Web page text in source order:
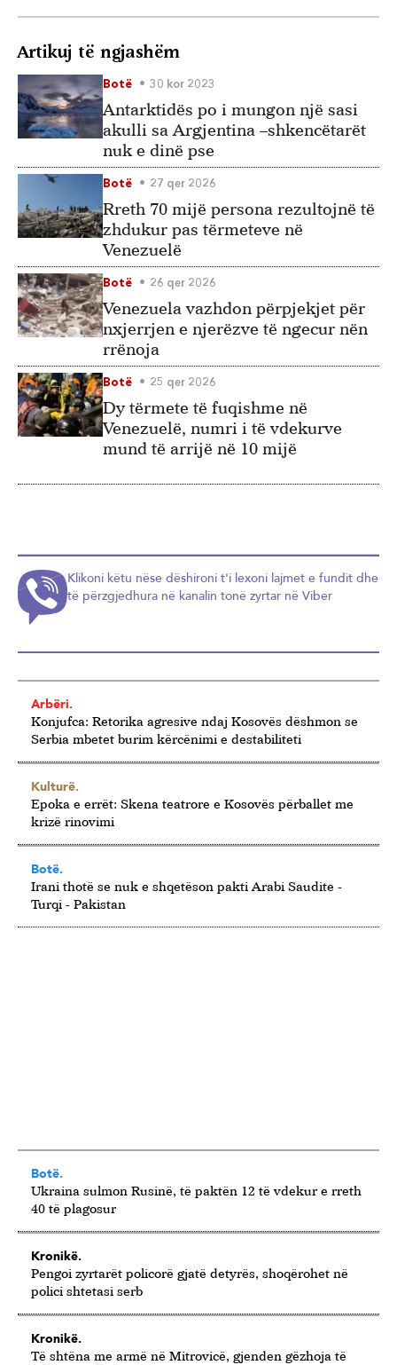
Artikuj të ngjashëm
Botë 30 kor 2023
Antarktidës po i mungon një sasi
akulli sa Argjentina –shkencëtarët
nuk e dinë pse
Botë 27 qer 2026
Rreth 70 mijë persona rezultojnë të
zhdukur pas tërmeteve në
Venezuelë
Botë 26 qer 2026
Venezuela vazhdon përpjekjet për
nxjerrjen e njerëzve të ngecur nën
rrënoja
Botë 25 qer 2026
Dy tërmete të fuqishme në
Venezuelë, numri i të vdekurve
mund të arrijë në 10 mijë
Klikoni këtu nëse dëshironi t'i lexoni lajmet e fundit dhe
të përzgjedhura në kanalin tonë zyrtar në Viber
Arbëri.
Konjufca: Retorika agresive ndaj Kosovës dëshmon se
Serbia mbetet burim kërcënimi e destabiliteti
Kulturë.
Epoka e errët: Skena teatrore e Kosovës përballet me
krizë rinovimi
Botë.
Irani thotë se nuk e shqetëson pakti Arabi Saudite -
Turqi - Pakistan
Botë.
Ukraina sulmon Rusinë, të paktën 12 të vdekur e rreth
40 të plagosur
Kronikë.
Pengoi zyrtarët policorë gjatë detyrës, shoqërohet në
polici shtetasi serb
Kronikë.
Të shtëna me armë në Mitrovicë, gjenden gëzhoja të